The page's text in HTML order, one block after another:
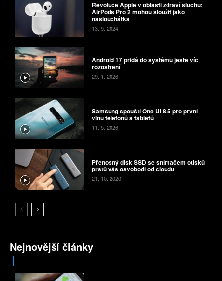
Revoluce Apple v oblasti zdraví sluchu:
AirPods Pro 2 mohou sloužit jako
naslouchátka
13. 9. 2024
Android 17 přidá do systému ještě víc
rozostření
29. 1. 2026
Samsung spouští One UI 8.5 pro první
vlnu telefonů a tabletů
11. 5. 2026
Přenosný disk SSD se snímačem otisků
prstů vás osvobodí od cloudu
21. 10. 2020
Nejnovější články